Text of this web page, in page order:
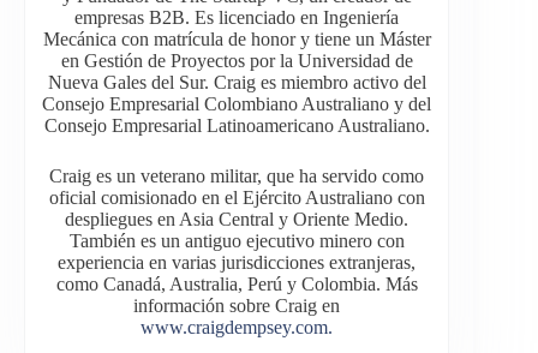
empresas B2B. Es licenciado en Ingeniería
Mecánica con matrícula de honor y tiene un Máster
en Gestión de Proyectos por la Universidad de
Nueva Gales del Sur. Craig es miembro activo del
Consejo Empresarial Colombiano Australiano y del
Consejo Empresarial Latinoamericano Australiano.
Craig es un veterano militar, que ha servido como
oficial comisionado en el Ejército Australiano con
despliegues en Asia Central y Oriente Medio.
También es un antiguo ejecutivo minero con
experiencia en varias jurisdicciones extranjeras,
como Canadá, Australia, Perú y Colombia. Más
información sobre Craig en
www.craigdempsey.com.